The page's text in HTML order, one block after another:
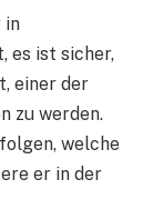
in
es ist sicher,
einer der
zu werden.
welche
er in der